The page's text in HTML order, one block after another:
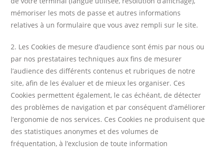
mémoriser les mots de passe et autres informations
relatives à un formulaire que vous avez rempli sur le site.
2. Les Cookies de mesure d’audience sont émis par nous ou
par nos prestataires techniques aux fins de mesurer
l’audience des différents contenus et rubriques de notre
site, afin de les évaluer et de mieux les organiser. Ces
Cookies permettent également, le cas échéant, de détecter
des problèmes de navigation et par conséquent d’améliorer
l’ergonomie de nos services. Ces Cookies ne produisent que
des statistiques anonymes et des volumes de
fréquentation, à l’exclusion de toute information